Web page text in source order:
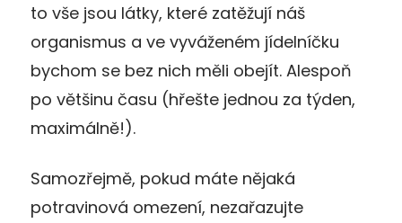
to vše jsou látky, které zatěžují náš
organismus a ve vyváženém jídelníčku
bychom se bez nich měli obejít. Alespoň
po většinu času (hřešte jednou za týden,
maximálně!).
Samozřejmě, pokud máte nějaká
potravinová omezení, nezařazujte